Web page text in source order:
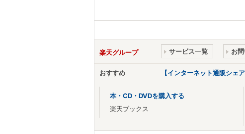
楽天グループ サービス一覧 お
おすすめ 【インターネット通販シェ
本・CD・DVDを購入する
楽天ブックス